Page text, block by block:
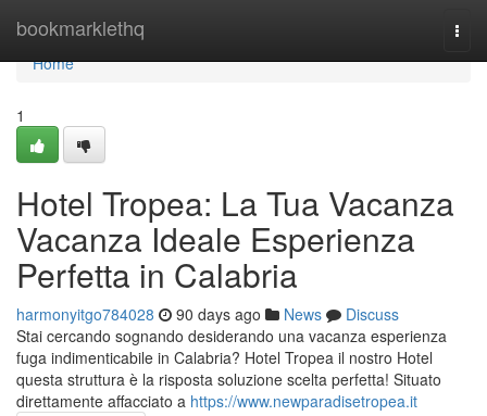
bookmarklethq
Home
Home
1
Hotel Tropea: La Tua Vacanza
Vacanza Ideale Esperienza
Perfetta in Calabria
harmonyitgo784028 90 days ago News
Discuss
Stai cercando sognando desiderando una vacanza esperienza
fuga indimenticabile in Calabria? Hotel Tropea il nostro Hotel
questa struttura è la risposta soluzione scelta perfetta! Situato
direttamente affacciato a https://www.newparadisetropea.it